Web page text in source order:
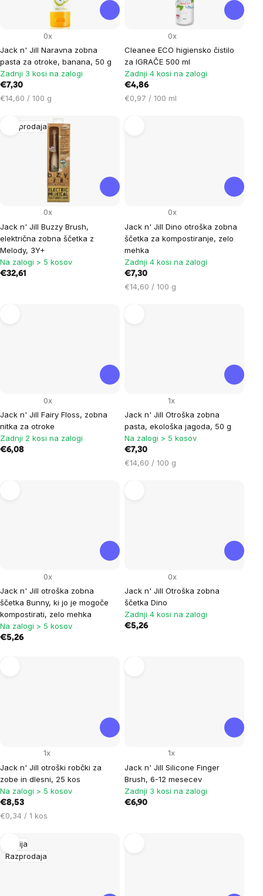
Jack n' Jill Naravna zobna
pasta za otroke, banana, 50 g
0x
Zadnji 3 kosi na zalogi
€7,30
Cena
enoto:
€14,60 / 100 g
Cleanee ECO higiensko čistilo
za IGRAČE 500 ml
0x
Zadnji 4 kosi na zalogi
€4,86
Cena
€0,97 / 100 ml
Razprodaja
Jack n' Jill Buzzy Brush,
električna zobna ščetka z
Melody, 3Y+
0x
Na zalogi > 5 kosov
€32,61
Jack n' Jill Dino otroška zobna
ščetka za kompostiranje, zelo
mehka
0x
Zadnji 4 kosi na zalogi
€7,30
Cena
€14,60 / 100 g
Jack n' Jill Fairy Floss, zobna
nitka za otroke
0x
Zadnji 2 kosi na zalogi
€6,08
Jack n' Jill Otroška zobna
pasta, ekološka jagoda, 50 g
1x
Na zalogi > 5 kosov
€7,30
Cena
€14,60 / 100 g
Jack n' Jill otroška zobna
ščetka Bunny, ki jo je mogoče
kompostirati, zelo mehka
0x
Na zalogi > 5 kosov
€5,26
Jack n' Jill Otroška zobna
ščetka Dino
0x
Zadnji 4 kosi na zalogi
€5,26
Jack n' Jill otroški robčki za
zobe in dlesni, 25 kos
1x
Na zalogi > 5 kosov
€8,53
Cena
enoto:
€0,34 / 1 kos
Jack n' Jill Silicone Finger
Brush, 6-12 mesecev
1x
Zadnji 3 kosi na zalogi
€6,90
Akcija
Razprodaja